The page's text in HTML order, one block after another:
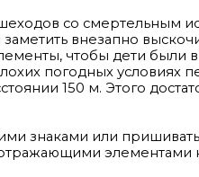
со смертельным
внезапно
чтобы дети были
погодных условиях
150 м. Этого
знаками или
элементами